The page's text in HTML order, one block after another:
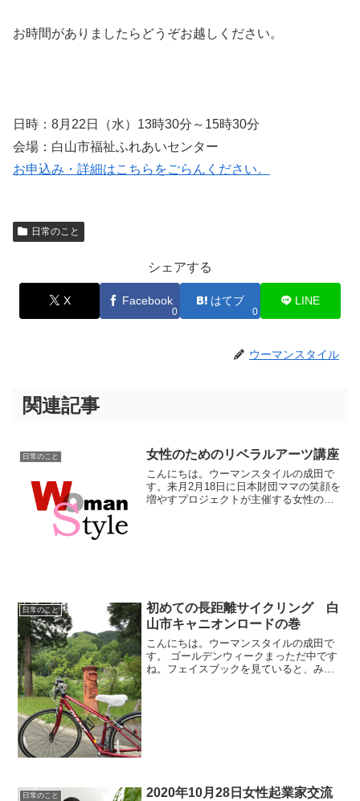
お時間がありましたらどうぞお越しください。
日時：8月22日（水）13時30分～15時30分
会場：白山市福祉ふれあいセンター
お申込み・詳細はこちらをごらんください。
日常のこと
シェアする
X Facebook
0
はてブ
0
LINE
ウーマンスタイル
関連記事
日常のこと 女性のためのリベラルアーツ講座
こんにちは。ウーマンスタイルの成田で
す。来月2月18日に日本財団ママの笑顔を
増やすプロジェクトが主催する女性のた
日常のこと
初めての長距離サイクリング 白
山市キャニオンロードの巻
こんにちは。ウーマンスタイルの成田で
す。 ゴールデンウィークまっただ中です
ね。フェイスブックを見ていると、みん
日常のこと
2020年10月28日女性起業家交流